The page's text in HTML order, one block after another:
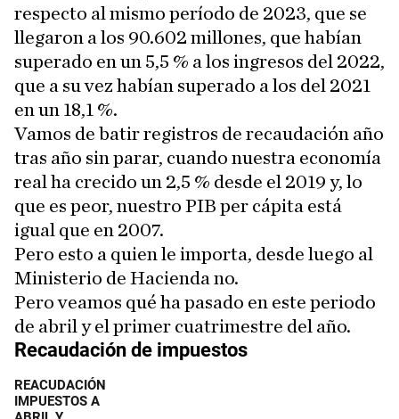
respecto al mismo período de 2023, que se
llegaron a los 90.602 millones, que habían
superado en un 5,5 % a los ingresos del 2022,
que a su vez habían superado a los del 2021
en un 18,1 %.
Vamos de batir registros de recaudación año
tras año sin parar, cuando nuestra economía
real ha crecido un 2,5 % desde el 2019 y, lo
que es peor, nuestro PIB per cápita está
igual que en 2007.
Pero esto a quien le importa, desde luego al
Ministerio de Hacienda no.
Pero veamos qué ha pasado en este periodo
de abril y el primer cuatrimestre del año.